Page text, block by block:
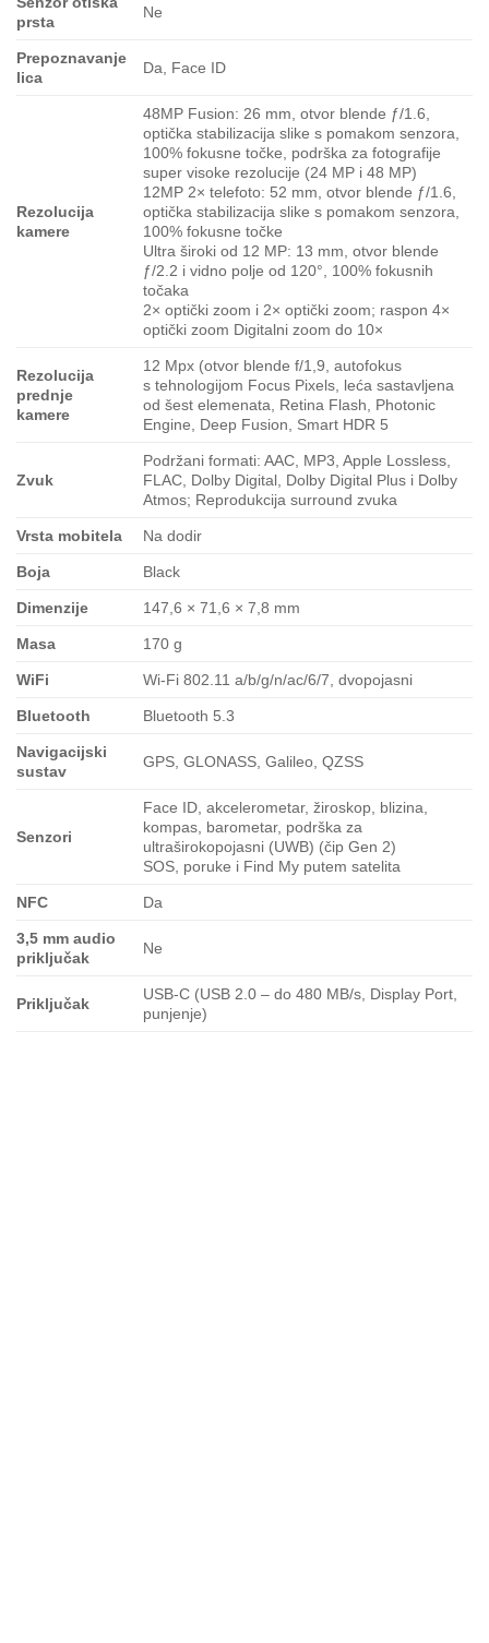
prsta
Ne
Prepoznavanje
lica
Da, Face ID
Rezolucija
kamere
48MP Fusion: 26 mm, otvor blende ƒ/1.6,
optička stabilizacija slike s pomakom senzora,
100% fokusne točke, podrška za fotografije
super visoke rezolucije (24 MP i 48 MP)
12MP 2× telefoto: 52 mm, otvor blende ƒ/1.6,
optička stabilizacija slike s pomakom senzora,
100% fokusne točke
Ultra široki od 12 MP: 13 mm, otvor blende
ƒ/2.2 i vidno polje od 120°, 100% fokusnih
točaka
2× optički zoom i 2× optički zoom; raspon 4×
optički zoom Digitalni zoom do 10×
Rezolucija
prednje
kamere
12 Mpx (otvor blende f/1,9, autofokus
s tehnologijom Focus Pixels, leća sastavljena
od šest elemenata, Retina Flash, Photonic
Engine, Deep Fusion, Smart HDR 5
Zvuk
Podržani formati: AAC, MP3, Apple Lossless,
FLAC, Dolby Digital, Dolby Digital Plus i Dolby
Atmos; Reprodukcija surround zvuka
Vrsta mobitela Na dodir
Boja Black
Dimenzije 147,6 × 71,6 × 7,8 mm
Masa 170 g
WiFi Wi-Fi 802.11 a/b/g/n/ac/6/7, dvopojasni
Bluetooth Bluetooth 5.3
Navigacijski
sustav
GPS, GLONASS, Galileo, QZSS
Senzori
Face ID, akcelerometar, žiroskop, blizina,
kompas, barometar, podrška za
ultraširokopojasni (UWB) (čip Gen 2)
SOS, poruke i Find My putem satelita
NFC Da
3,5 mm audio
priključak
Ne
Priključak
USB-C (USB 2.0 – do 480 MB/s, Display Port,
punjenje)